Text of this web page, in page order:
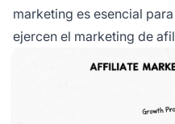
marketing es esencial
ejercen el marketing de